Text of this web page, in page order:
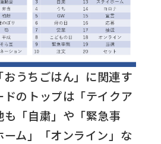
うちごはん」に関連す
ドのトップは「テイクア
も「自粛」や「緊急事
ーム」「オンライン」な